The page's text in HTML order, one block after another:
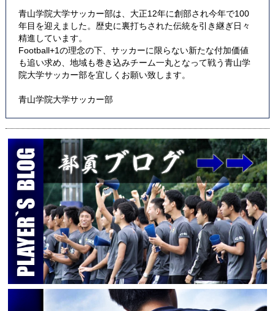
青山学院大学サッカー部は、大正12年に創部され今年で100
年目を迎えました。歴史に裏打ちされた伝統を引き継ぎ日々
精進しています。
Football+1の理念の下、サッカーに限らない新たな付加価値
も追い求め、地域も巻き込みチーム一丸となって戦う青山学
院大学サッカー部を宜しくお願い致します。
青山学院大学サッカー部